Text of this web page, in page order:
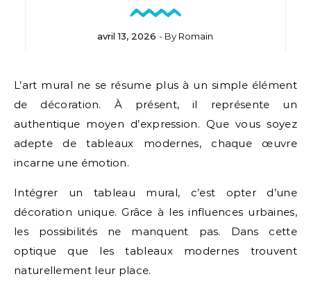
avril 13, 2026 - By Romain
L’art mural ne se résume plus à un simple élément
de décoration. À présent, il représente un
authentique moyen d’expression. Que vous soyez
adepte de tableaux modernes, chaque œuvre
incarne une émotion.
Intégrer un tableau mural, c’est opter d’une
décoration unique. Grâce à les influences urbaines,
les possibilités ne manquent pas. Dans cette
optique que les tableaux modernes trouvent
naturellement leur place.